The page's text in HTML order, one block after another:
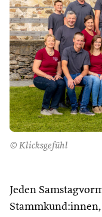
© Klicksgefühl
Jeden